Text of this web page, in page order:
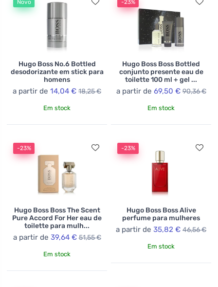
Novo
Hugo Boss No.6 Bottled
desodorizante em stick para
homens
a partir de 14,04 € 18,25 €
Em stock
-23%
Hugo Boss Boss Bottled
conjunto presente eau de
toilette 100 ml + gel ...
a partir de 69,50 € 90,36 €
Em stock
-23%
Hugo Boss Boss The Scent
Pure Accord For Her eau de
toilette para mulh...
a partir de 39,64 € 51,55 €
Em stock
-23%
Hugo Boss Boss Alive
perfume para mulheres
a partir de 35,82 € 46,56 €
Em stock